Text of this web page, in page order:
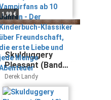
Freundschaft, die
erste Liebe und
jede Menge
Abenteuer
1,99 €
Skulduggery
Pleasant (Band
3) - Die Diablerie
bittet zum
Sterben: Urban-
Derek Landy